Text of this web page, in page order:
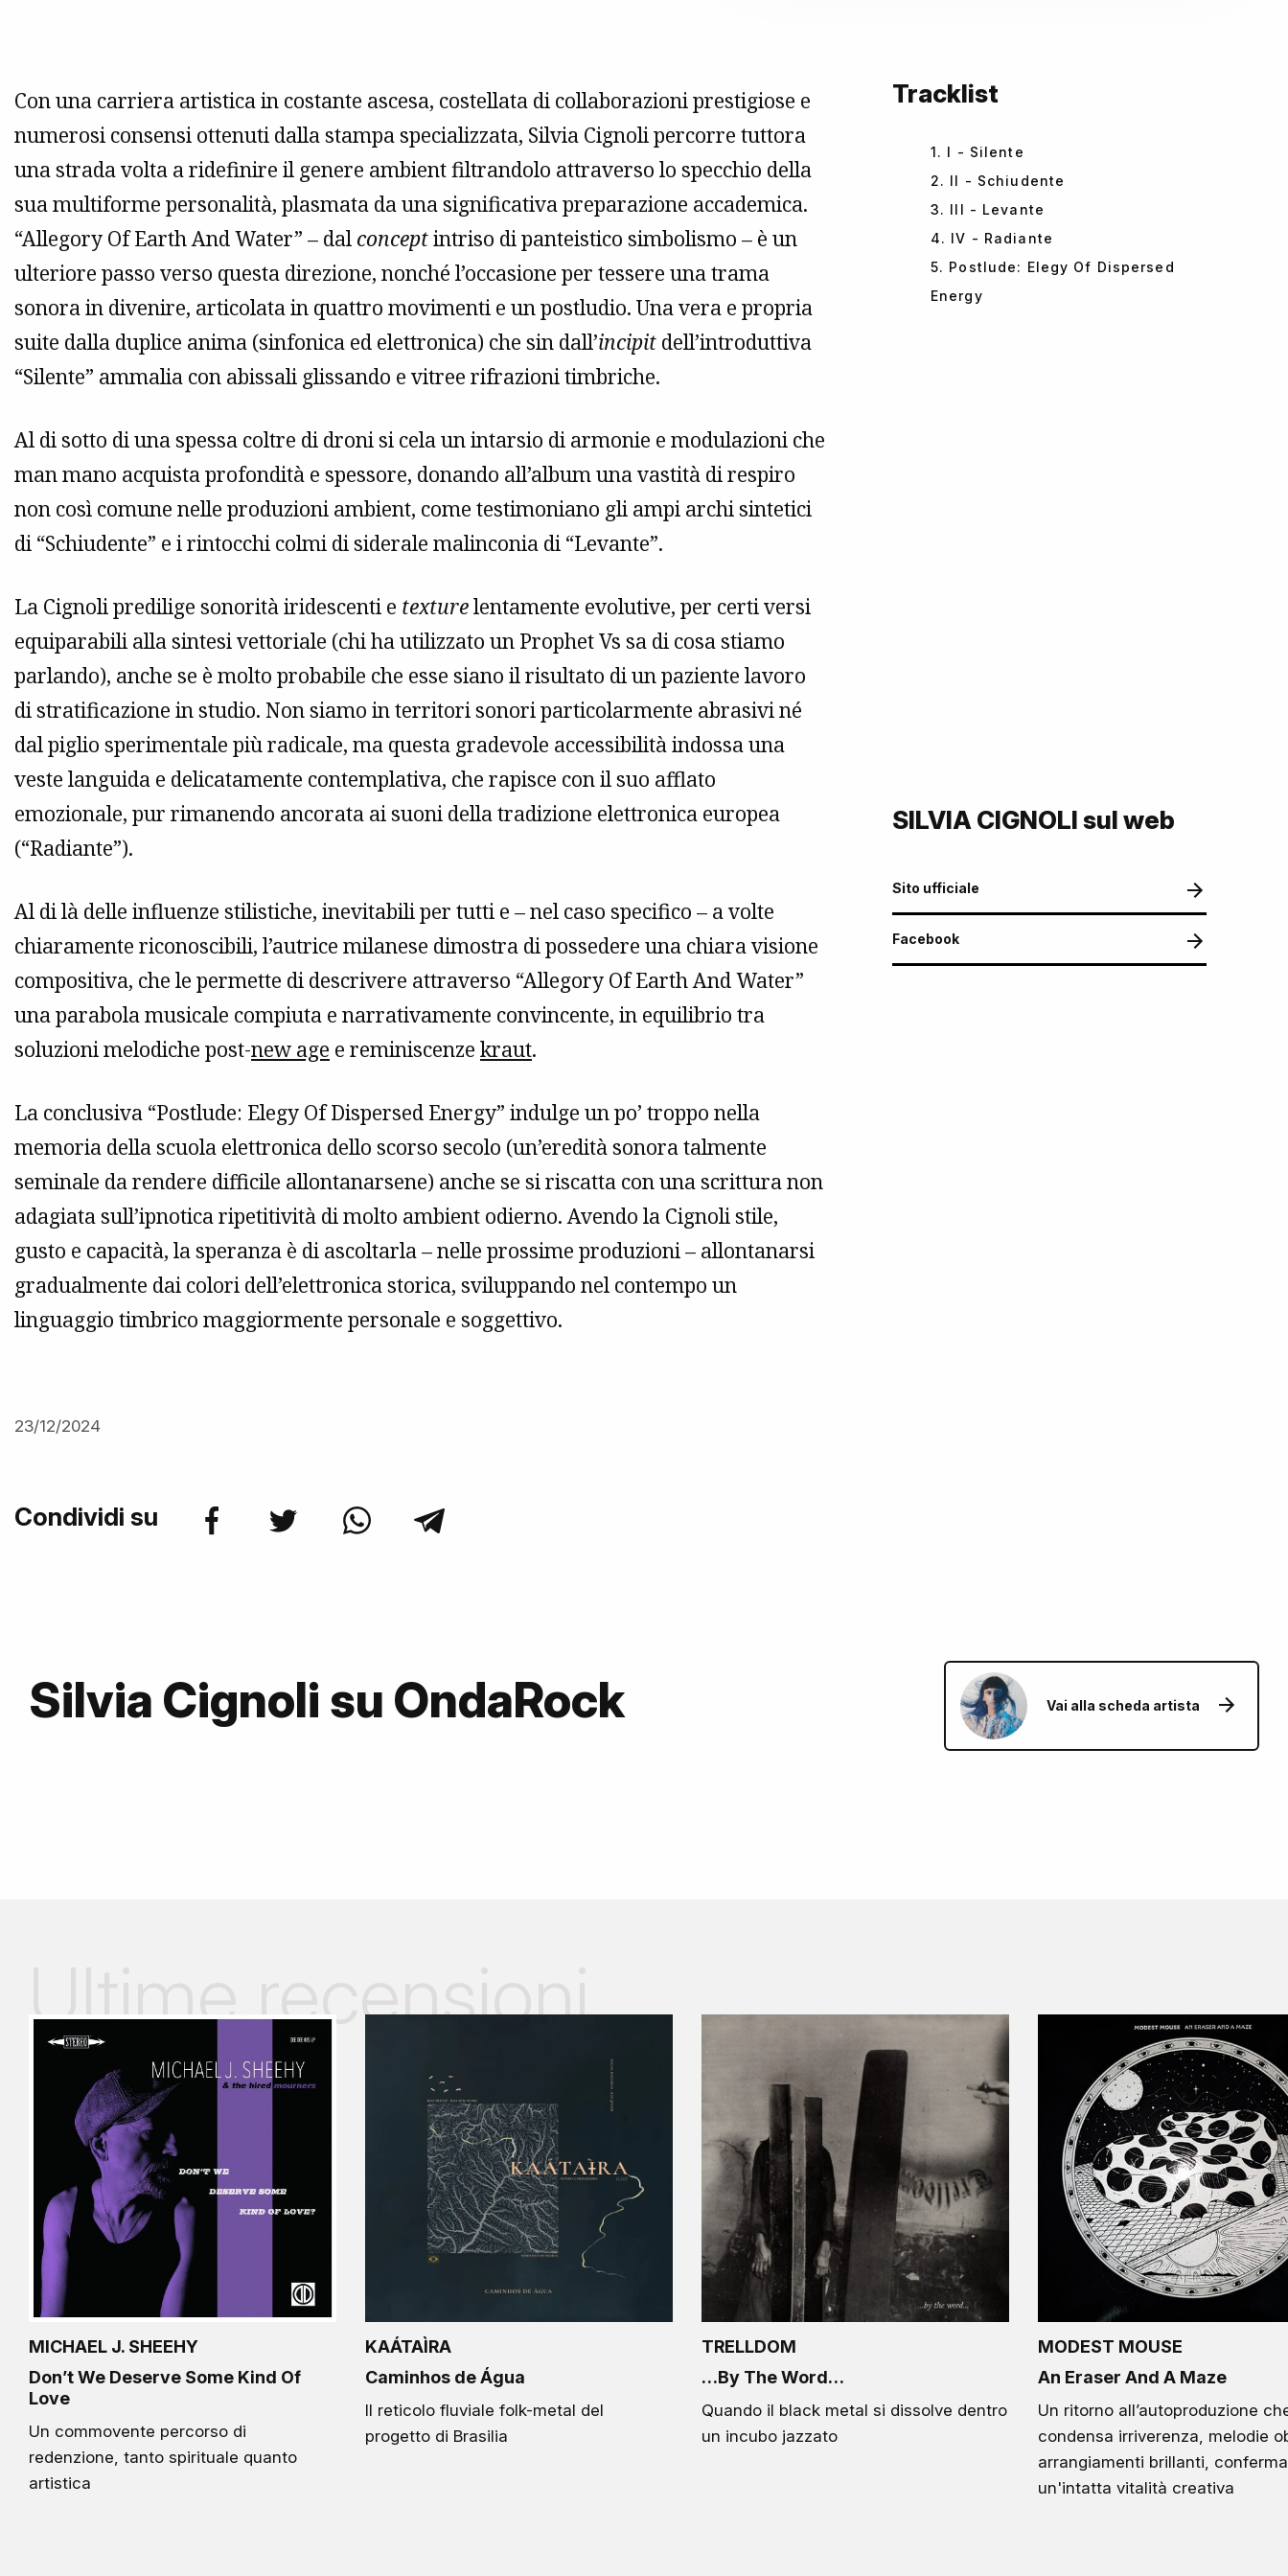
Con una carriera artistica in costante ascesa, costellata di collaborazioni prestigiose e
numerosi consensi ottenuti dalla stampa specializzata, Silvia Cignoli percorre tuttora
una strada volta a ridefinire il genere ambient filtrandolo attraverso lo specchio della
sua multiforme personalità, plasmata da una significativa preparazione accademica.
“Allegory Of Earth And Water” – dal conceptintriso di panteistico simbolismo – è un
ulteriore passo verso questa direzione, nonché l’occasione per tessere una trama
sonora in divenire, articolata in quattro movimenti e un postludio. Una vera e propria
suite dalla duplice anima (sinfonica ed elettronica) che sin dall’incipit dell’introduttiva
“Silente” ammalia con abissali glissando e vitree rifrazioni timbriche.
Al di sotto di una spessa coltre di droni si cela un intarsio di armonie e modulazioni che
man mano acquista profondità e spessore, donando all’album una vastità di respiro
non così comune nelle produzioni ambient, come testimoniano gli ampi archi sintetici
di “Schiudente” e i rintocchi colmi di siderale malinconia di “Levante”.
La Cignoli predilige sonorità iridescenti e texturelentamente evolutive, per certi versi
equiparabili alla sintesi vettoriale (chi ha utilizzato un Prophet Vs sa di cosa stiamo
parlando), anche se è molto probabile che esse siano il risultato di un paziente lavoro
di stratificazione in studio. Non siamo in territori sonori particolarmente abrasivi né
dal piglio sperimentale più radicale, ma questa gradevole accessibilità indossa una
veste languida e delicatamente contemplativa, che rapisce con il suo afflato
emozionale, pur rimanendo ancorata ai suoni della tradizione elettronica europea
(“Radiante”).
Al di là delle influenze stilistiche, inevitabili per tutti e – nel caso specifico – a volte
chiaramente riconoscibili, l’autrice milanese dimostra di possedere una chiara visione
compositiva, che le permette di descrivere attraverso “Allegory Of Earth And Water”
una parabola musicale compiuta e narrativamente convincente, in equilibrio tra
soluzioni melodiche post-new age e reminiscenze kraut.
La conclusiva “Postlude: Elegy Of Dispersed Energy” indulge un po’ troppo nella
memoria della scuola elettronica dello scorso secolo (un’eredità sonora talmente
seminale da rendere difficile allontanarsene) anche se si riscatta con una scrittura non
adagiata sull’ipnotica ripetitività di molto ambient odierno. Avendo la Cignoli stile,
gusto e capacità, la speranza è di ascoltarla – nelle prossime produzioni – allontanarsi
gradualmente dai colori dell’elettronica storica, sviluppando nel contempo un
linguaggio timbrico maggiormente personale e soggettivo.
23/12/2024
Condividi su
Tracklist
1. I - Silente
2. II - Schiudente
3. III - Levante
4. IV - Radiante
5. Postlude: Elegy Of Dispersed
Energy
SILVIA CIGNOLI sul web
Sito ufficiale
Facebook
Silvia Cignoli su OndaRock Vai alla scheda artista
Ultime recensioni
MICHAEL J. SHEEHY
Don’t We Deserve Some Kind Of
Love
Un commovente percorso di
redenzione, tanto spirituale quanto
artistica
KAÁTAÌRA
Caminhos de Água
Il reticolo fluviale folk-metal del
progetto di Brasilia
TRELLDOM
…By The Word…
Quando il black metal si dissolve dentro
un incubo jazzato
MODEST MOUSE
An Eraser And A Maze
Un ritorno all’autoproduzione
condensa irriverenza, melodie
arrangiamenti brillanti,
un'intatta vitalità creativa